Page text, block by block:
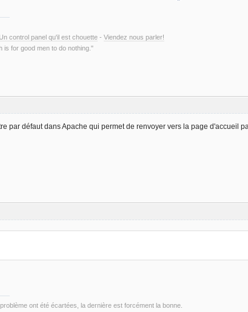
Un control panel qu'il est chouette - Viendez nous parler!
is for good men to do nothing."
par défaut dans Apache qui permet de renvoyer vers la page d'accueil
ont été écartées, la dernière est forcément la bonne.